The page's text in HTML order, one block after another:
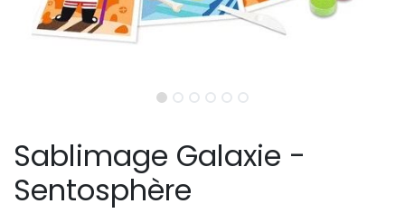
Sablimage Galaxie -
Sentosphère